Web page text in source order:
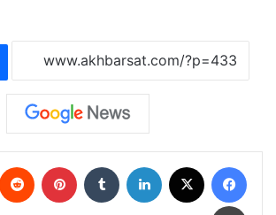
فيسبوك لينكدإن بينتيريست
طباعة